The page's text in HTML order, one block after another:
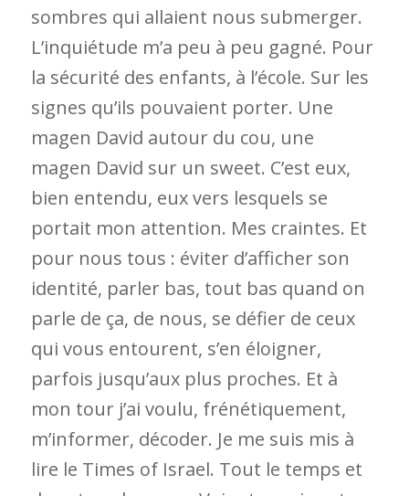
sombres qui allaient nous submerger.
L’inquiétude m’a peu à peu gagné. Pour
la sécurité des enfants, à l’école. Sur les
signes qu’ils pouvaient porter. Une
magen David autour du cou, une
magen David sur un sweet. C’est eux,
bien entendu, eux vers lesquels se
portait mon attention. Mes craintes. Et
pour nous tous : éviter d’afficher son
identité, parler bas, tout bas quand on
parle de ça, de nous, se défier de ceux
qui vous entourent, s’en éloigner,
parfois jusqu’aux plus proches. Et à
mon tour j’ai voulu, frénétiquement,
m’informer, décoder. Je me suis mis à
lire le Times of Israel. Tout le temps et